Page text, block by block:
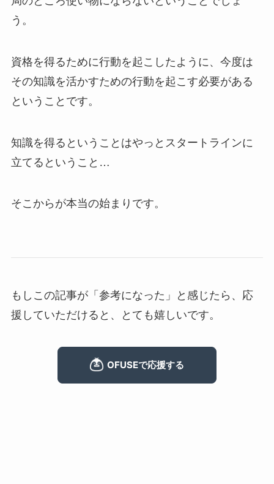
う。
資格を得るために行動を起こしたように、今度は
その知識を活かすための行動を起こす必要がある
ということです。
知識を得るということはやっとスタートラインに
立てるということ…
そこからが本当の始まりです。
もしこの記事が「参考になった」と感じたら、応
援していただけると、とても嬉しいです。